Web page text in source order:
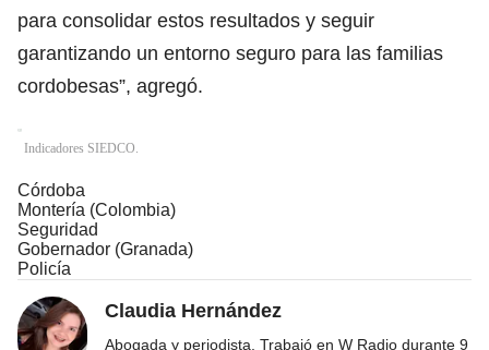
para consolidar estos resultados y seguir
garantizando un entorno seguro para las familias
cordobesas”, agregó.
Indicadores SIEDCO.
Córdoba
Montería (Colombia)
Seguridad
Gobernador (Granada)
Policía
Claudia Hernández
Abogada y periodista. Trabajó en W Radio durante 9